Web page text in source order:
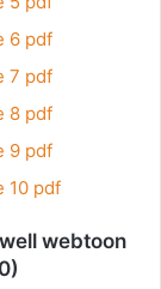
6 pdf
7 pdf
8 pdf
9 pdf
10 pdf
webtoon